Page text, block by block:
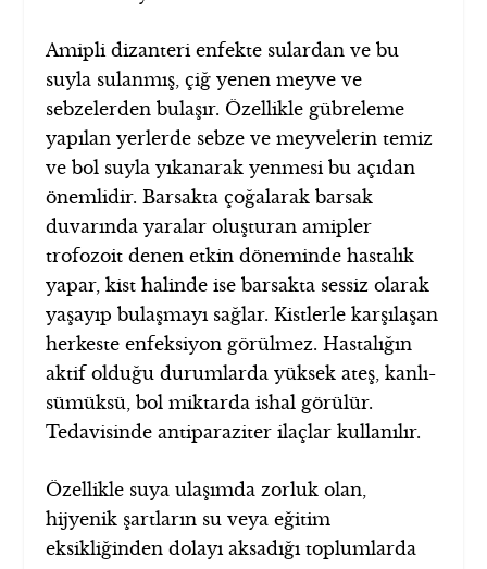
Amipli dizanteri enfekte sulardan ve bu
suyla sulanmış, çiğ yenen meyve ve
sebzelerden bulaşır. Özellikle gübreleme
yapılan yerlerde sebze ve meyvelerin temiz
ve bol suyla yıkanarak yenmesi bu açıdan
önemlidir. Barsakta çoğalarak barsak
duvarında yaralar oluşturan amipler
trofozoit denen etkin döneminde hastalık
yapar, kist halinde ise barsakta sessiz olarak
yaşayıp bulaşmayı sağlar. Kistlerle karşılaşan
herkeste enfeksiyon görülmez. Hastalığın
aktif olduğu durumlarda yüksek ateş, kanlı-
sümüksü, bol miktarda ishal görülür.
Tedavisinde antiparaziter ilaçlar kullanılır.
Özellikle suya ulaşımda zorluk olan,
hijyenik şartların su veya eğitim
eksikliğinden dolayı aksadığı toplumlarda